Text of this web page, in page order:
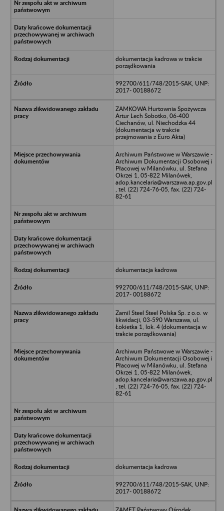
dokumentacja kadrowa w trakcie
porządkowania
992700/611/748/2015-SAK, UNP:
2017- 00188672
ZAMKOWA Hurtownia Spożywcza
Artur Lech Sobotko, 06-400
Ciechanów, ul. Niechodzka 44
(dokumentacja w trakcie
przejmowania z Euro Akta)
Archiwum Państwowe w Warszawie -
Archiwum Dokumentacji Osobowej i
Płacowej w Milanówku, ul. Stefana
Okrzei 1, 05-822 Milanówek,
adop.kancelaria@warszawa.ap.gov.pl
, tel. (22) 724-76-05, fax. (22) 724-
82-61
dokumentacja kadrowa
992700/611/748/2015-SAK, UNP:
2017- 00188672
Zamil Steel Steel Polska Sp. z o.o. w
likwidacji, 03-590 Warszawa, ul.
Łokietka 1, lok. 4 (dokumentacja w
trakcie porządkowania)
Archiwum Państwowe w Warszawie -
Archiwum Dokumentacji Osobowej i
Płacowej w Milanówku, ul. Stefana
Okrzei 1, 05-822 Milanówek,
adop.kancelaria@warszawa.ap.gov.pl
, tel. (22) 724-76-05, fax. (22) 724-
82-61
dokumentacja kadrowa
992700/611/748/2015-SAK, UNP:
2017- 00188672